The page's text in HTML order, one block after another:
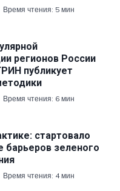
Время чтения: 5 мин
регионов России
публикует
Время чтения: 6 мин
стартовало
барьеров зеленого
Время чтения: 4 мин